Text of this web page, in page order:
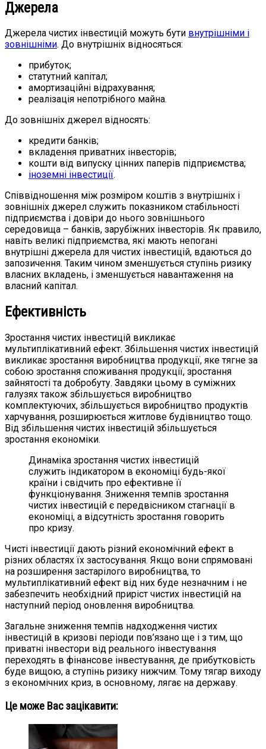
Джерела
Джерела чистих інвестицій можуть бути внутрішніми і
зовнішніми. До внутрішніх відносяться:
прибуток;
статутний капітал;
амортизаційні відрахування;
реалізація непотрібного майна.
До зовнішніх джерел відносять:
кредити банків;
вкладення приватних інвесторів;
кошти від випуску цінних паперів підприємства;
іноземні інвестиції.
Співвідношення між розміром коштів з внутрішніх і
зовнішніх джерел служить показником стабільності
підприємства і довіри до нього зовнішнього
середовища – банків, зарубіжних інвесторів. Як правило,
навіть великі підприємства, які мають непогані
внутрішні джерела для чистих інвестицій, вдаються до
запозичення. Таким чином зменшується ступінь ризику
власних вкладень, і зменшується навантаження на
власний капітал.
Ефективність
Зростання чистих інвестицій викликає
мультиплікативний ефект. Збільшення чистих інвестицій
викликає зростання виробництва продукції, яке тягне за
собою зростання споживання продукції, зростання
зайнятості та добробуту. Завдяки цьому в суміжних
галузях також збільшується виробництво
комплектуючих, збільшується виробництво продуктів
харчування, розширюється житлове будівництво тощо.
Від збільшення чистих інвестицій збільшується
зростання економіки.
Динаміка зростання чистих інвестицій
служить індикатором в економіці будь-якої
країни і свідчить про ефективне її
функціонування. Зниження темпів зростання
чистих інвестицій є передвісником стагнації в
економіці, а відсутність зростання говорить
про кризу.
Чисті інвестиції дають різний економічний ефект в
різних областях їх застосування. Якщо вони спрямовані
на розширення застарілого виробництва, то
мультиплікативний ефект від них буде незначним і не
забезпечить необхідний приріст чистих інвестицій на
наступний період оновлення виробництва.
Загальне зниження темпів надходження чистих
інвестицій в кризові періоди пов’язано ще і з тим, що
приватні інвестори від реального інвестування
переходять в фінансове інвестування, де прибутковість
буде вищою, а ступінь ризику нижчим. Тому тягар виходу
з економічних криз, в основному, лягає на державу.
Це може Вас зацікавити: